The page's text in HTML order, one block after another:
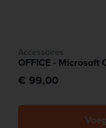
Accessoires
OFFICE - Microsoft
€ 99,00